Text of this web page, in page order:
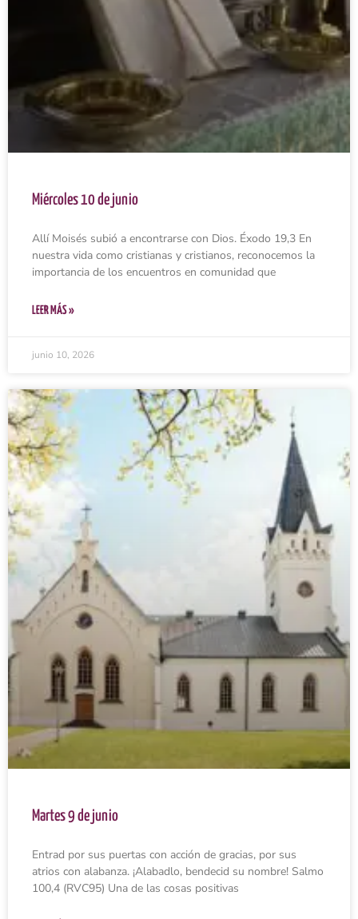
Miércoles 10 de junio
Allí Moisés subió a encontrarse con Dios. Éxodo 19,3 En
nuestra vida como cristianas y cristianos, reconocemos la
importancia de los encuentros en comunidad que
LEER MÁS »
junio 10, 2026
Martes 9 de junio
Entrad por sus puertas con acción de gracias, por sus
atrios con alabanza. ¡Alabadlo, bendecid su nombre! Salmo
100,4 (RVC95) Una de las cosas positivas